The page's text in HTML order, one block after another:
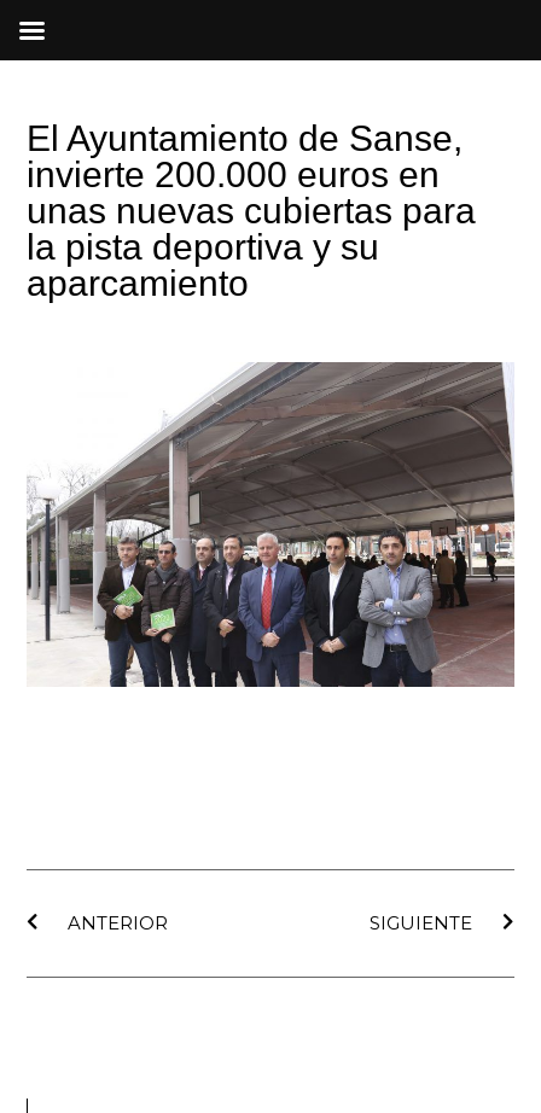
El Ayuntamiento de Sanse,
invierte 200.000 euros en
unas nuevas cubiertas para
la pista deportiva y su
aparcamiento
ANTERIOR
SIGUIENTE